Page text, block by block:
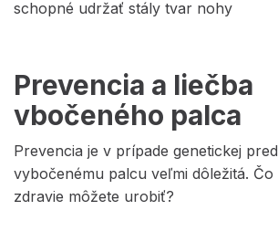
schopné udržať stály tvar nohy
Prevencia a liečba
vbočeného palca
Prevencia je v prípade genetickej
vybočenému palcu veľmi dôležitá. Čo
zdravie môžete urobiť?